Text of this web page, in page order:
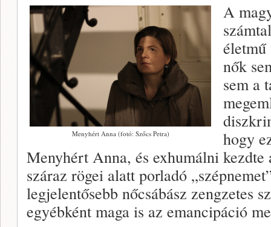
Menyhért Anna (fotó: Szőcs Petra)
A
nők
sem a
hogy
Menyhért Anna, és exhumálni
száraz rögei alatt porladó
legjelentősebb nőcsábász zengzetes
egyébként maga is az emancipáció